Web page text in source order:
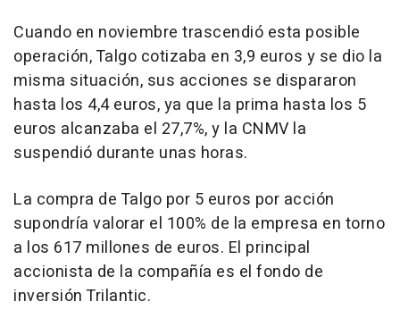
Cuando en noviembre trascendió esta posible
operación, Talgo cotizaba en 3,9 euros y se dio la
misma situación, sus acciones se dispararon
hasta los 4,4 euros, ya que la prima hasta los 5
euros alcanzaba el 27,7%, y la CNMV la
suspendió durante unas horas.
La compra de Talgo por 5 euros por acción
supondría valorar el 100% de la empresa en torno
a los 617 millones de euros. El principal
accionista de la compañía es el fondo de
inversión Trilantic.